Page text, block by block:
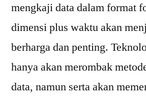
mengkaji data dalam format
dimensi plus waktu akan
berharga dan penting.
hanya akan merombak
data, namun serta akan